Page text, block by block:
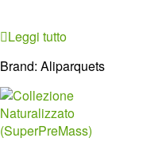
Leggi tutto
Brand: Aliparquets